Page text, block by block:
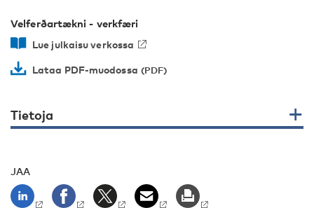
Velferðartækni - verkfæri
Lue julkaisu verkossa
Lataa PDF-muodossa
Tietoja
JAA